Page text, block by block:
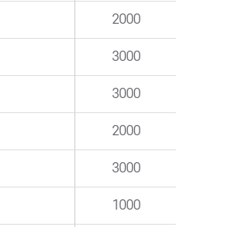
2000
3000
3000
2000
3000
1000